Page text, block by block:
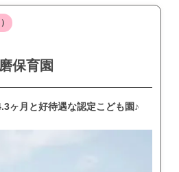
保育園
ヶ月と好待遇な認定こども園♪